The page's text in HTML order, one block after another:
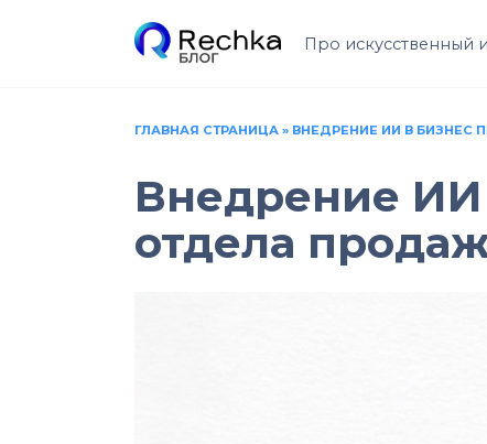
Про искусственный
ГЛАВНАЯ СТРАНИЦА » ВНЕДРЕНИЕ ИИ В БИЗНЕС
Внедрение ИИ
отдела